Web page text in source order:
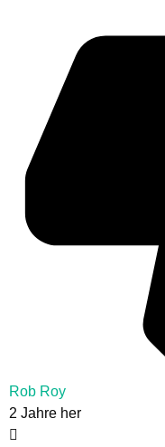
Rob Roy
2 Jahre her